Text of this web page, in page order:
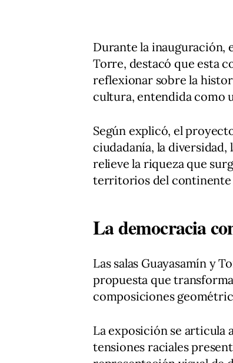
Durante la inauguración,
Torre, destacó que esta
reflexionar sobre la
cultura, entendida como
Según explicó, el
ciudadanía, la
relieve la riqueza que
territorios del continente
La democracia
Las salas Guayasamín y
propuesta que
composiciones
La exposición se articula
tensiones raciales